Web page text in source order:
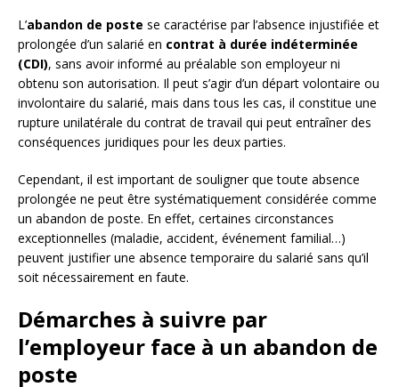
L’abandon de poste se caractérise par l’absence injustifiée et
prolongée d’un salarié en contrat à durée indéterminée
(CDI), sans avoir informé au préalable son employeur ni
obtenu son autorisation. Il peut s’agir d’un départ volontaire ou
involontaire du salarié, mais dans tous les cas, il constitue une
rupture unilatérale du contrat de travail qui peut entraîner des
conséquences juridiques pour les deux parties.
Cependant, il est important de souligner que toute absence
prolongée ne peut être systématiquement considérée comme
un abandon de poste. En effet, certaines circonstances
exceptionnelles (maladie, accident, événement familial…)
peuvent justifier une absence temporaire du salarié sans qu’il
soit nécessairement en faute.
Démarches à suivre par
l’employeur face à un abandon de
poste